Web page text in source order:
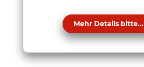
Mehr Details bitte...